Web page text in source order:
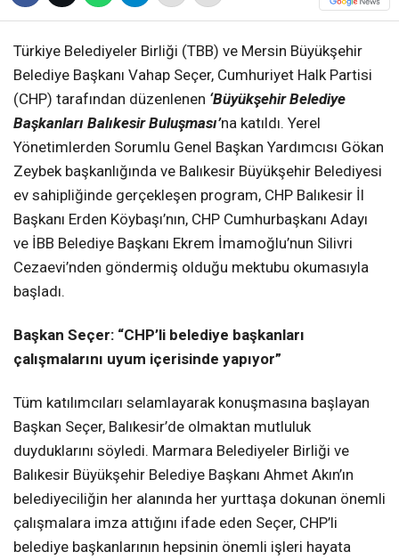
Türkiye Belediyeler Birliği (TBB) ve Mersin Büyükşehir
Belediye Başkanı Vahap Seçer, Cumhuriyet Halk Partisi
(CHP) tarafından düzenlenen ‘Büyükşehir Belediye
Başkanları Balıkesir Buluşması’na katıldı. Yerel
Yönetimlerden Sorumlu Genel Başkan Yardımcısı Gökan
Zeybek başkanlığında ve Balıkesir Büyükşehir Belediyesi
ev sahipliğinde gerçekleşen program, CHP Balıkesir İl
Başkanı Erden Köybaşı’nın, CHP Cumhurbaşkanı Adayı
ve İBB Belediye Başkanı Ekrem İmamoğlu’nun Silivri
Cezaevi’nden göndermiş olduğu mektubu okumasıyla
başladı.
Başkan Seçer: “CHP’li belediye başkanları
çalışmalarını uyum içerisinde yapıyor”
Tüm katılımcıları selamlayarak konuşmasına başlayan
Başkan Seçer, Balıkesir’de olmaktan mutluluk
duyduklarını söyledi. Marmara Belediyeler Birliği ve
Balıkesir Büyükşehir Belediye Başkanı Ahmet Akın’ın
belediyeciliğin her alanında her yurttaşa dokunan önemli
çalışmalara imza attığını ifade eden Seçer, CHP’li
belediye başkanlarının hepsinin önemli işleri hayata